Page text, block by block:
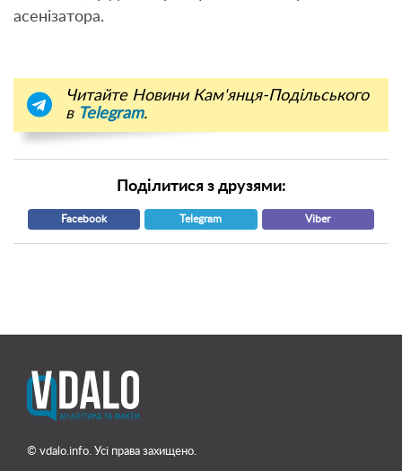
асенізатора.
Читайте Новини Кам'янця-Подільського
в Telegram.
Поділитися з друзями:
Facebook Telegram Viber
© vdalo.info. Усі права захищено.